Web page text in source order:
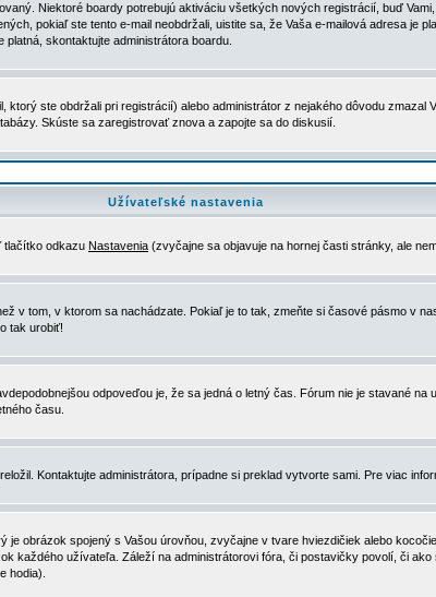
Niektoré boardy potrebujú aktiváciu všetkých nových registrácií, buď
pokiaľ ste tento e-mail neobdržali, uistite sa, že Vaša e-mailová adresa je
skontaktujte administrátora boardu.
ste obdržali pri registrácií) alebo administrátor z nejakého dôvodu
Skúste sa zaregistrovať znova a zapojte sa do diskusií.
Užívateľské nastavenia
tlačítko odkazu Nastavenia (zvyčajne sa objavuje na hornej časti stránky, ale
tom, v ktorom sa nachádzate. Pokiaľ je to tak, zmeňte si časové pásmo v
tak urobiť!
odpoveďou je, že sa jedná o letný čas. Fórum nie je stavané
času.
Kontaktujte administrátora, prípadne si preklad vytvorte sami. Pre viac
obrázok spojený s Vašou úrovňou, zvyčajne v tvare hviezdičiek alebo
užívateľa. Záleží na administrátorovi fóra, či postavičky povolí, či
hodia).